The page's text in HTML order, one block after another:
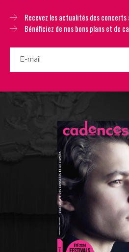
Recevez les actualités des concerts
Bénéficiez de nos bons plans et de